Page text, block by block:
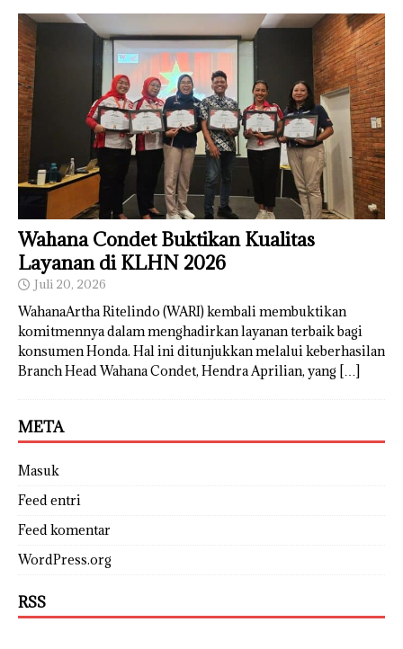
Wahana Condet Buktikan Kualitas
Layanan di KLHN 2026
Juli 20, 2026
WahanaArtha Ritelindo (WARI) kembali membuktikan
komitmennya dalam menghadirkan layanan terbaik bagi
konsumen Honda. Hal ini ditunjukkan melalui keberhasilan
Branch Head Wahana Condet, Hendra Aprilian, yang […]
META
Masuk
Feed entri
Feed komentar
WordPress.org
RSS